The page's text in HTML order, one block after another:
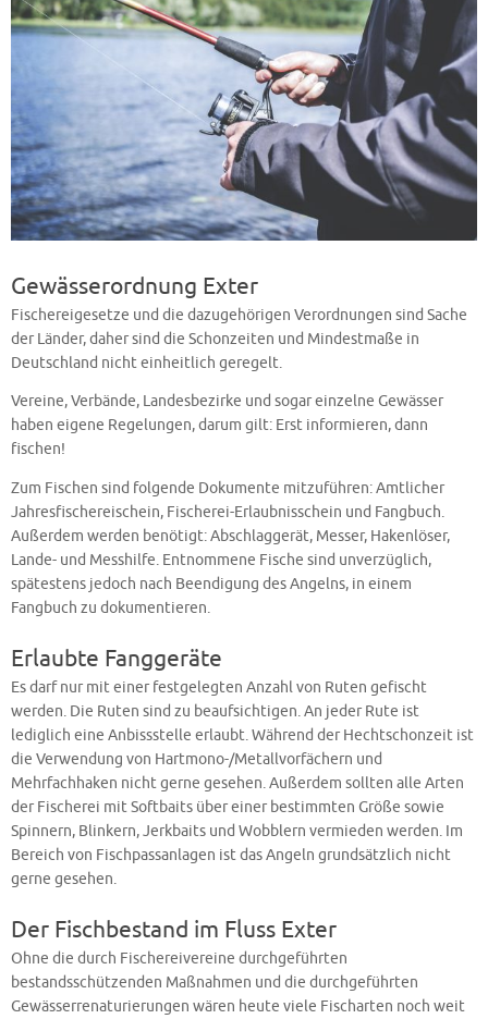
Gewässerordnung Exter
Fischereigesetze und die dazugehörigen Verordnungen sind Sache
der Länder, daher sind die Schonzeiten und Mindestmaße in
Deutschland nicht einheitlich geregelt.
Vereine, Verbände, Landesbezirke und sogar einzelne Gewässer
haben eigene Regelungen, darum gilt: Erst informieren, dann
fischen!
Zum Fischen sind folgende Dokumente mitzuführen: Amtlicher
Jahresfischereischein, Fischerei-Erlaubnisschein und Fangbuch.
Außerdem werden benötigt: Abschlaggerät, Messer, Hakenlöser,
Lande- und Messhilfe. Entnommene Fische sind unverzüglich,
spätestens jedoch nach Beendigung des Angelns, in einem
Fangbuch zu dokumentieren.
Erlaubte Fanggeräte
Es darf nur mit einer festgelegten Anzahl von Ruten gefischt
werden. Die Ruten sind zu beaufsichtigen. An jeder Rute ist
lediglich eine Anbissstelle erlaubt. Während der Hechtschonzeit ist
die Verwendung von Hartmono-/Metallvorfächern und
Mehrfachhaken nicht gerne gesehen. Außerdem sollten alle Arten
der Fischerei mit Softbaits über einer bestimmten Größe sowie
Spinnern, Blinkern, Jerkbaits und Wobblern vermieden werden. Im
Bereich von Fischpassanlagen ist das Angeln grundsätzlich nicht
gerne gesehen.
Der Fischbestand im Fluss Exter
Ohne die durch Fischereivereine durchgeführten
bestandsschützenden Maßnahmen und die durchgeführten
Gewässerrenaturierungen wären heute viele Fischarten noch weit